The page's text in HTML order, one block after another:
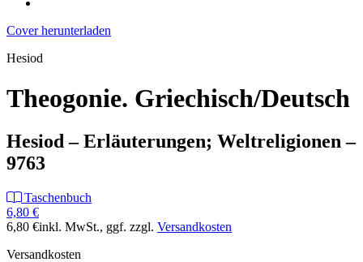
Cover herunterladen
Hesiod
Theogonie. Griechisch/Deutsch
Hesiod – Erläuterungen; Weltreligionen –
9763
Taschenbuch
6,80 €
6,80 €inkl. MwSt., ggf. zzgl. Versandkosten
Versandkosten